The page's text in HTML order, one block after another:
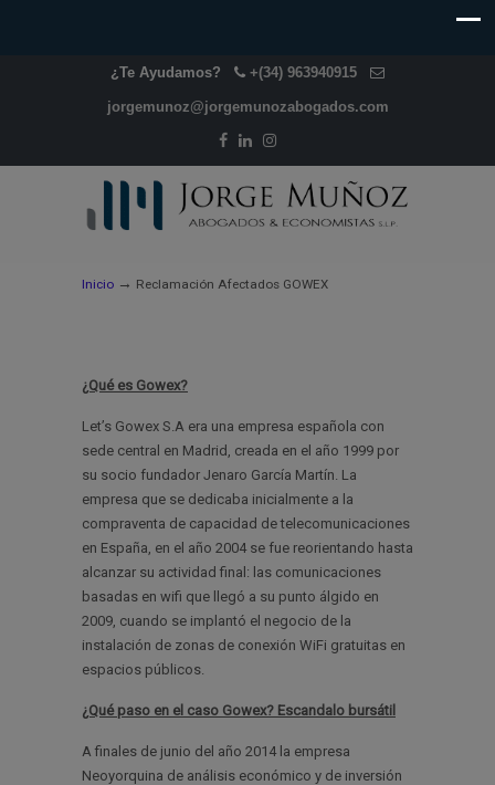
¿Te Ayudamos? +(34) 963940915
jorgemunoz@jorgemunozabogados.com
Inicio → Reclamación Afectados GOWEX
¿Qué es Gowex?
Let’s Gowex S.A era una empresa española con
sede central en Madrid, creada en el año 1999 por
su socio fundador Jenaro García Martín. La
empresa que se dedicaba inicialmente a la
compraventa de capacidad de telecomunicaciones
en España, en el año 2004 se fue reorientando hasta
alcanzar su actividad final: las comunicaciones
basadas en wifi que llegó a su punto álgido en
2009, cuando se implantó el negocio de la
instalación de zonas de conexión WiFi gratuitas en
espacios públicos.
¿Qué paso en el caso Gowex? Escandalo bursátil
A finales de junio del año 2014 la empresa
Neoyorquina de análisis económico y de inversión